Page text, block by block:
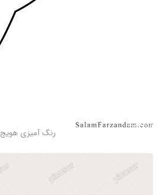
رنگ آمیزی هویج